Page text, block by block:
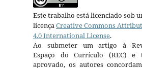
Este trabalho está licenciado sob
licençaCreative Commons
4.0 International License.
Ao submeter um artigo à
Espaço do Currículo (REC) e
aprovado, os autores